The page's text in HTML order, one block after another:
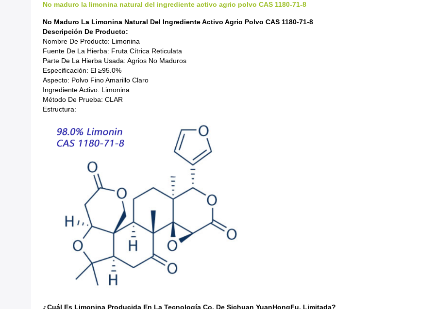
No maduro la limonina natural del ingrediente activo agrio polvo CAS 1180-71-8
No Maduro La Limonina Natural Del Ingrediente Activo Agrio Polvo CAS 1180-71-8
Descripción De Producto:
Nombre De Producto: Limonina
Fuente De La Hierba: Fruta Cítrica Reticulata
Parte De La Hierba Usada: Agrios No Maduros
Especificación: El ≥95.0%
Aspecto: Polvo Fino Amarillo Claro
Ingrediente Activo: Limonina
Método De Prueba: CLAR
Estructura:
¿Cuál Es Limonina Producida En La Tecnología Co. De Sichuan YuanHongFu, Limitada?